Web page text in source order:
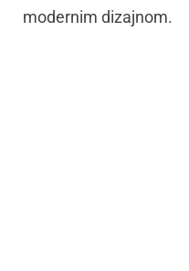
modernim dizajnom.